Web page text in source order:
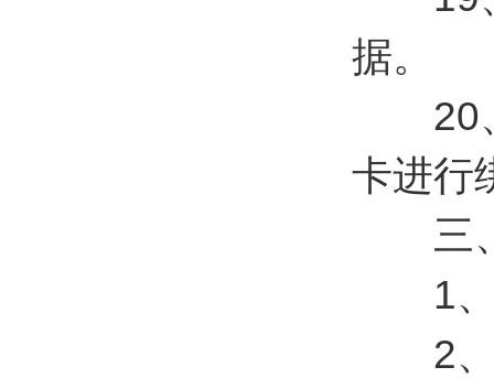
据。
20、
卡进行
三、
1、
2、